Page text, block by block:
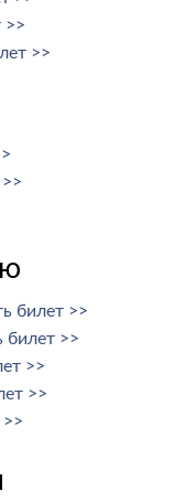
>>
>>
билет >>
билет >>
>>
>>